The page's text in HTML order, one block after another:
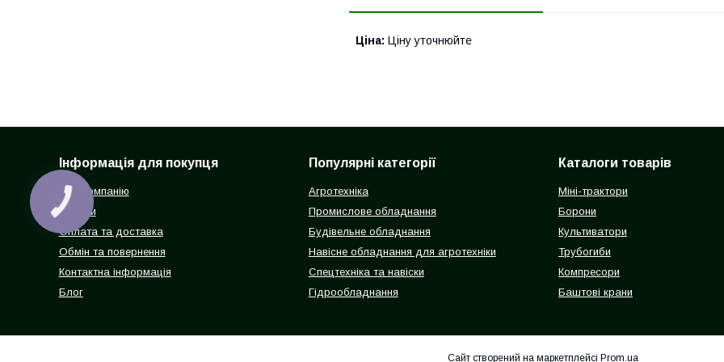
Ціна: Ціну уточнюйте
Інформація для покупця
Про компанію
Відгуки
Оплата та доставка
Обмін та повернення
Контактна інформація
Блог
Популярні категорії
Агротехніка
Промислове обладнання
Будівельне обладнання
Навісне обладнання для агротехніки
Спецтехніка та навіски
Гідрообладнання
Каталоги товарів
Міні-трактори
Борони
Культиватори
Трубогиби
Компресори
Баштові крани
Сайт створений на маркетплейсі Prom.ua
КНОПКА
ЗВ'ЯЗКУ